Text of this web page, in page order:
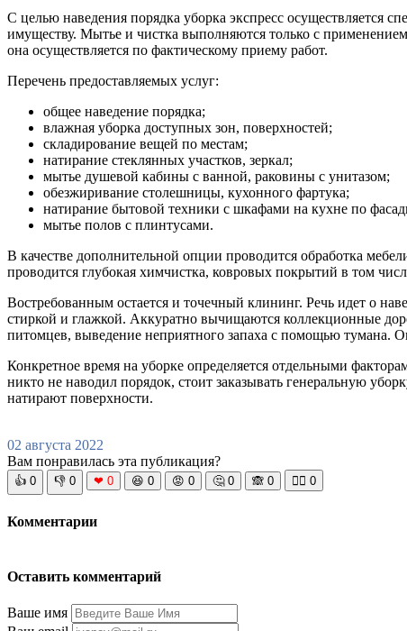
С целью наведения порядка уборка экспресс осуществляется
имуществу. Мытье и чистка выполняются только с применением
она осуществляется по фактическому приему работ.
Перечень предоставляемых услуг:
общее наведение порядка;
влажная уборка доступных зон, поверхностей;
складирование вещей по местам;
натирание стеклянных участков, зеркал;
мытье душевой кабины с ванной, раковины с унитазом;
обезжиривание столешницы, кухонного фартука;
натирание бытовой техники с шкафами на кухне по
мытье полов с плинтусами.
В качестве дополнительной опции проводится обработка
проводится глубокая химчистка, ковровых покрытий в том
Востребованным остается и точечный клининг. Речь идет о
стиркой и глажкой. Аккуратно вычищаются коллекционные
питомцев, выведение неприятного запаха с помощью тумана.
Конкретное время на уборке определяется отдельными
никто не наводил порядок, стоит заказывать генеральную
натирают поверхности.
02 августа 2022
Вам понравилась эта публикация?
👍 0 👎 0 ❤ 0 😆 0 😡 0 🤔 0 🙈 0 🧘‍♀️ 0
Комментарии
Оставить комментарий
Ваше имя